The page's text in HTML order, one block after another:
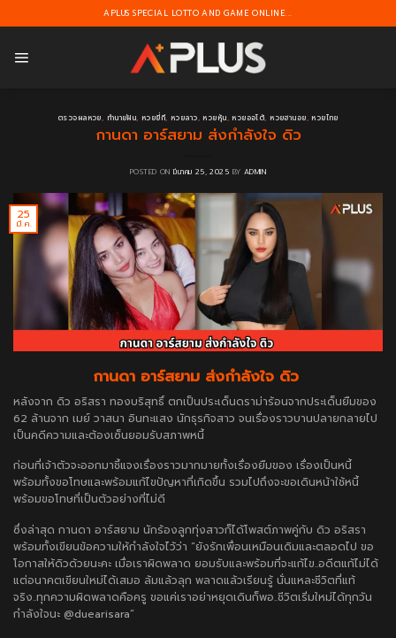
to
APLUS SPECIAL LOTTO AND GAME ONLINE...
ตรวจผลหวย, ทำนายฝัน, หวยยี่กี, หวยลาว, หวยหุ้น, หวยออโต้, หวยฮานอย, หวยไทย
กานดา อาร์สยาม ส่งกำลังใจ ดิว
POSTED ONมีนาคม 25, 2025 BY ADMIN
25
มี.ค.
กานดา อาร์สยาม ส่งกำลังใจ ดิว
หลังจาก ดิว อริสรา ทองบริสุทธิ์ ตกเป็นประเด็นดราม่าร้อนจากประเด็นยืมของ
62 ล้านจาก เมย์ วาสนา อินทะแสง นักธุรกิจสาว จนเรื่องราวบานปลายกลายไป
เป็นคดีความและต้องเซ็นยอมรับสภาพหนี้
ก่อนที่เจ้าตัวจะออกมาชี้แจงเรื่องราวมากมายทั้งเรื่องยืมของ เรื่องเป็นหนี้
พร้อมทั้งขอโทษและพร้อมแก้ไขปัญหาที่เกิดขึ้น รวมไปถึงจะขอเดินหน้าใช้หนี้
พร้อมขอโทษที่เป็นตัวอย่างที่ไม่ดี
ซึ่งล่าสุด กานดา อาร์สยาม นักร้องลูกทุ่งสาวก็ได้โพสต์ภาพคู่กับ ดิว อริสรา
พร้อมทั้งเขียนข้อความให้กำลังใจไว้ว่า “ยังรักเพื่อนเหมือนเดิมและตลอดไป ขอ
โอกาสให้ดิวด้วยนะคะ เมื่อเราผิดพลาด ยอมรับและพร้อมที่จะแก้ไข..อดีตแก้ไม่ได้
แต่อนาคตเขียนใหม่ได้เสมอ ล้มแล้วลุก พลาดแล้วเรียนรู้ นั่นแหละชีวิตที่แท้
จริง..ทุกความผิดพลาดคือครู ขอแค่เราอย่าหยุดเดินก็พอ..ชีวิตเริ่มใหม่ได้ทุกวัน
กำลังใจนะ @duearisara”